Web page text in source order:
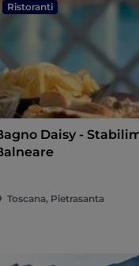
Ristoranti
Daisy -
Toscana, Pietrasanta